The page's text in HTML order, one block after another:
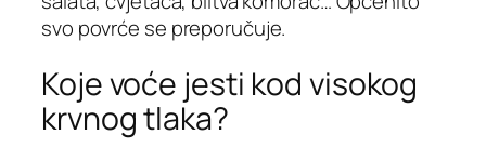
svo povrće se preporučuje.
Koje voće jesti kod visokog
krvnog tlaka?